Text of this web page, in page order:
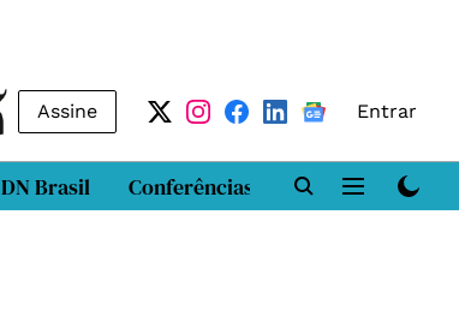
Assine Entrar
DN Brasil Conferências DN LAB